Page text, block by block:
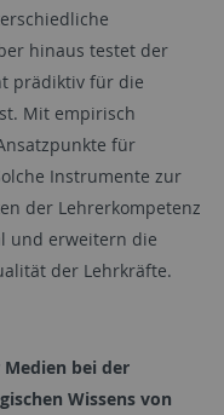
hinaus testet der
prädiktiv für die
Mit empirisch
für
Instrumente zur
der Lehrerkompetenz
und erweitern die
der Lehrkräfte.
bei der
Wissens von